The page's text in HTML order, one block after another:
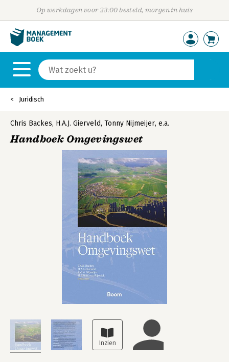
Op werkdagen voor 23:00 besteld, morgen in huis
Juridisch
Chris Backes, H.A.J. Gierveld, Tonny Nijmeijer, e.a.
Handboek Omgevingswet